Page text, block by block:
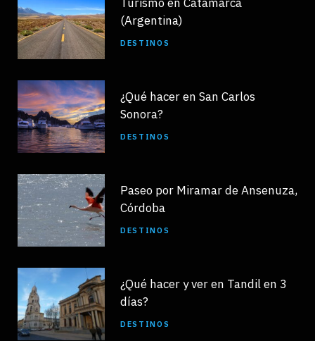
(Argentina)
DESTINOS
¿Qué hacer en San Carlos
Sonora?
DESTINOS
Paseo por Miramar de Ansenuza,
Córdoba
DESTINOS
¿Qué hacer y ver en Tandil en 3
días?
DESTINOS